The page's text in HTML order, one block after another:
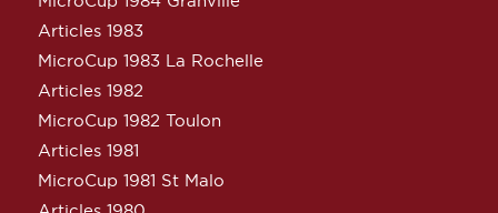
Articles 1983
MicroCup 1983 La Rochelle
Articles 1982
MicroCup 1982 Toulon
Articles 1981
MicroCup 1981 St Malo